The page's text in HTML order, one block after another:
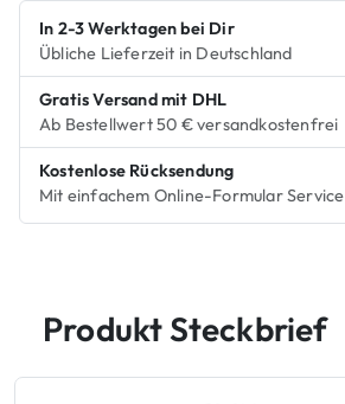
S
M
In 2-3 Werktagen bei Dir
Übliche Lieferzeit in Deutschland
Gratis Versand mit DHL
Ab Bestellwert 50 € versandkostenfrei
Kostenlose Rücksendung
Mit einfachem Online-Formular Service
Produkt Steckbrief